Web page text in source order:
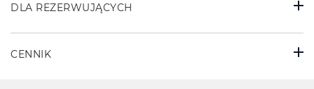
DLA REZERWUJĄCYCH
CENNIK